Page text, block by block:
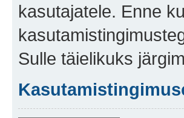
kasutajatele. Enne
Sulle täielikuks